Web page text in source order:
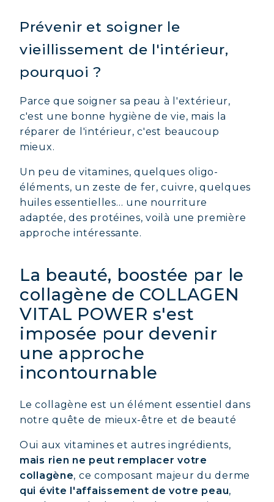
Prévenir et soigner le
vieillissement de l'intérieur,
pourquoi ?
Parce que soigner sa peau à l'extérieur,
c'est une bonne hygiène de vie, mais la
réparer de l'intérieur, c'est beaucoup
mieux.
Un peu de vitamines, quelques oligo-
éléments, un zeste de fer, cuivre, quelques
huiles essentielles… une nourriture
adaptée, des protéines, voilà une première
approche intéressante.
La beauté, boostée par le
collagène de COLLAGEN
VITAL POWER s'est
imposée pour devenir
une approche
incontournable
Le collagène est un élément essentiel dans
notre quête de mieux-être et de beauté
Oui aux vitamines et autres ingrédients,
mais rien ne peut remplacer votre
collagène, ce composant majeur du derme
qui évite l'affaissement de votre peau,